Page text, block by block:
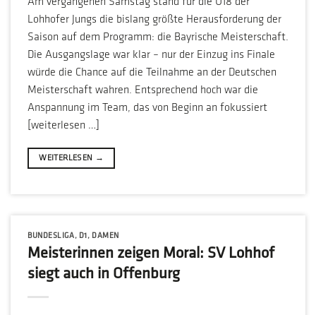
Lohhofer Jungs die bislang größte Herausforderung der
Saison auf dem Programm: die Bayrische Meisterschaft.
Die Ausgangslage war klar – nur der Einzug ins Finale
würde die Chance auf die Teilnahme an der Deutschen
Meisterschaft wahren. Entsprechend hoch war die
Anspannung im Team, das von Beginn an fokussiert
[weiterlesen …]
WEITERLESEN →
BUNDESLIGA, D1 , DAMEN
Meisterinnen zeigen Moral: SV Lohhof
siegt auch in Offenburg